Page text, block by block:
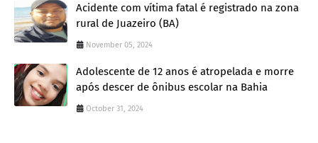
Acidente com vítima fatal é registrado na zona
rural de Juazeiro (BA)
November 05, 2024
Adolescente de 12 anos é atropelada e morre
após descer de ônibus escolar na Bahia
October 31, 2024